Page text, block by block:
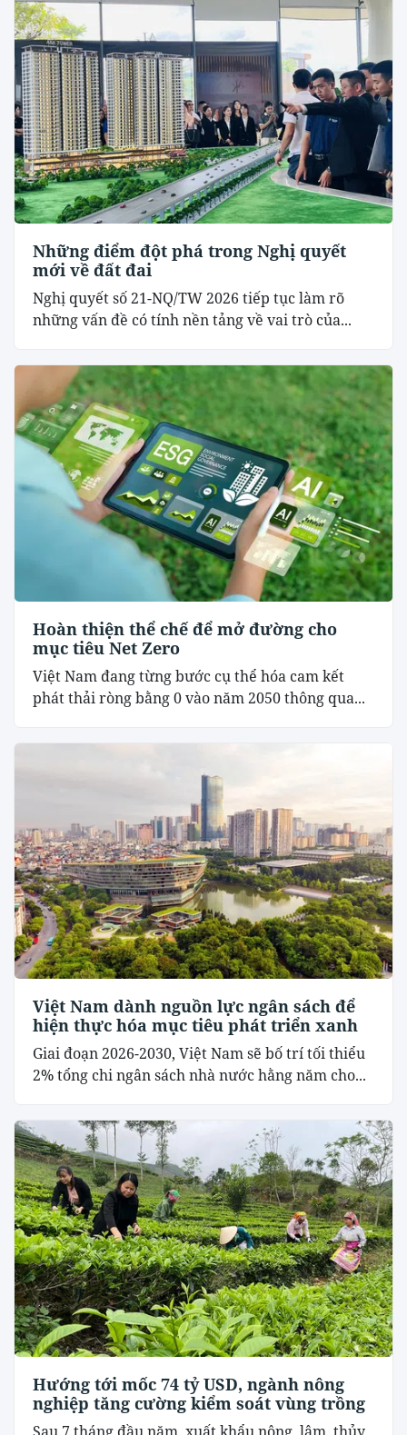
Những điểm đột phá trong Nghị quyết
mới về đất đai
Nghị quyết số 21-NQ/TW 2026 tiếp tục làm rõ
những vấn đề có tính nền tảng về vai trò của...
Hoàn thiện thể chế để mở đường cho
mục tiêu Net Zero
Việt Nam đang từng bước cụ thể hóa cam kết
phát thải ròng bằng 0 vào năm 2050 thông qua...
Việt Nam dành nguồn lực ngân sách để
hiện thực hóa mục tiêu phát triển xanh
Giai đoạn 2026-2030, Việt Nam sẽ bố trí tối thiểu
2% tổng chi ngân sách nhà nước hằng năm cho...
Hướng tới mốc 74 tỷ USD, ngành nông
nghiệp tăng cường kiểm soát vùng trồng